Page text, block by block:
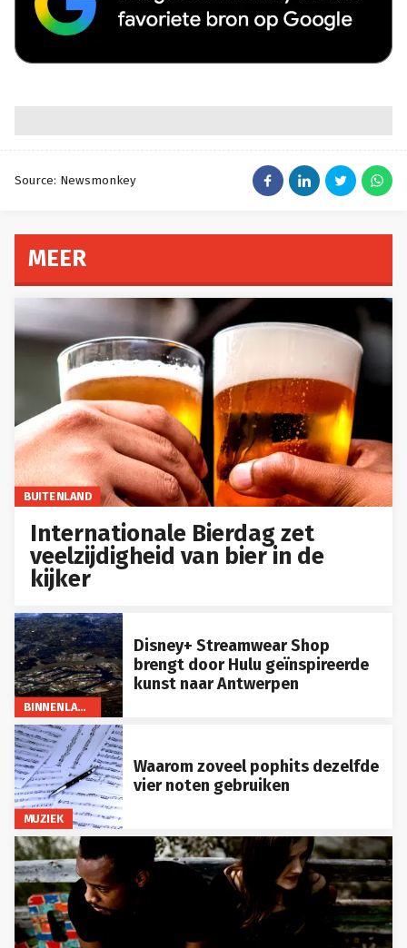
Source: Newsmonkey
MEER
BUITENLAND
Internationale Bierdag zet
veelzijdigheid van bier in de
kijker
BINNENLAND
Disney+ Streamwear Shop
brengt door Hulu geïnspireerde
kunst naar Antwerpen
MUZIEK
Waarom zoveel pophits dezelfde
vier noten gebruiken